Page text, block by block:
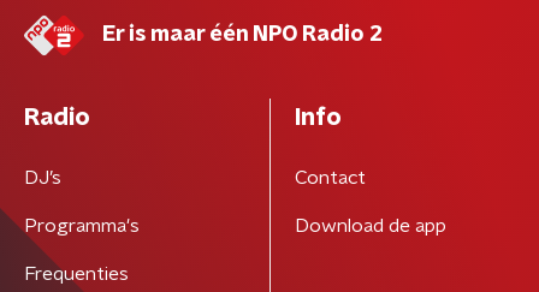
Er is maar één NPO Radio 2
Radio
DJ’s
Programma's
Frequenties
Info
Contact
Download de app